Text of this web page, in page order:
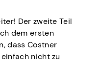
Der zweite Teil
dem ersten
dass Costner
nicht zu